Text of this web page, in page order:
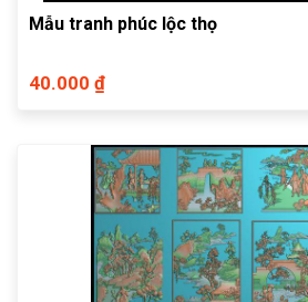
Mẫu tranh phúc lộc thọ
40.000 ₫